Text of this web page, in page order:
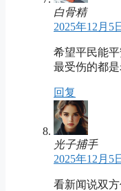
白骨精
2025年12月5
希望平民能
最受伤的都是
回复
光子捕手
2025年12月5
看新闻说双